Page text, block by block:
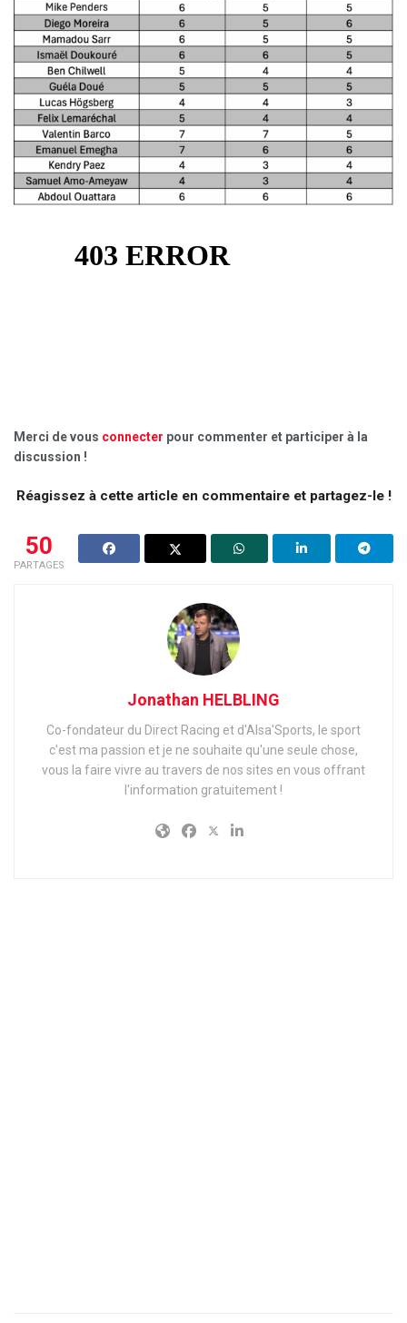
Merci de vous connecter pour commenter et participer à la
discussion !
Réagissez à cette article en commentaire et partagez-le !
50
PARTAGES
Jonathan HELBLING
Co-fondateur du Direct Racing et d'Alsa'Sports, le sport
c'est ma passion et je ne souhaite qu'une seule chose,
vous la faire vivre au travers de nos sites en vous offrant
l'information gratuitement !